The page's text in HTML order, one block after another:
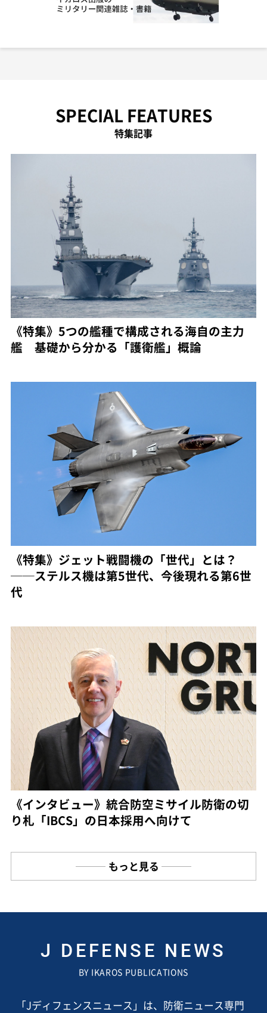
SPECIAL FEATURES
特集記事
《特集》5つの艦種で構成される海自の主力
艦 基礎から分かる「護衛艦」概論
《特集》ジェット戦闘機の「世代」とは？
──ステルス機は第5世代、今後現れる第6世
代
《インタビュー》統合防空ミサイル防衛の切
り札「IBCS」の日本採用へ向けて
もっと見る
J DEFENSE NEWS
BY IKAROS PUBLICATIONS
「Jディフェンスニュース」は、防衛ニュース専門